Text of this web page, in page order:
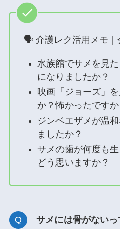
🗣 介護レク活用メモ｜
水族館でサメを見
になりましたか？
映画「ジョーズ」
か？怖かったですか
ジンベエザメが温
ましたか？
サメの歯が何度も生
どう思いますか？
サメには骨がないっ